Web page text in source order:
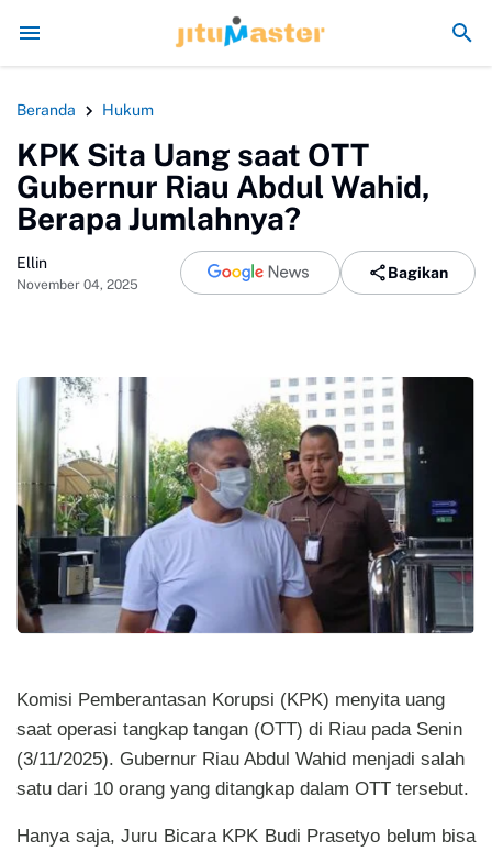
Energi Politik Tersedot Gegara Ijazah Jokowi
Beranda Hukum
KPK Sita Uang saat OTT
Gubernur Riau Abdul Wahid,
Berapa Jumlahnya?
Ellin
November 04, 2025
Bagikan
Komisi Pemberantasan Korupsi (KPK) menyita uang
saat operasi tangkap tangan (OTT) di Riau pada Senin
(3/11/2025). Gubernur Riau Abdul Wahid menjadi salah
satu dari 10 orang yang ditangkap dalam OTT tersebut.
Hanya saja, Juru Bicara KPK Budi Prasetyo belum bisa